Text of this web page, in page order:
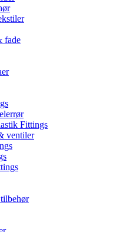
fade
Fittings
ventiler